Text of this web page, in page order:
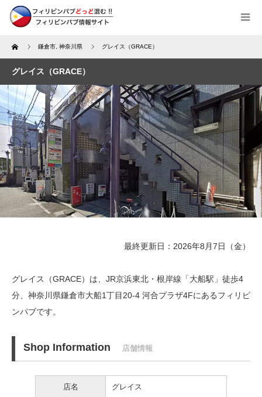
Home 鎌倉市 神奈川県 グレイス（GRACE）
グレイス（GRACE）
最終更新日：2026年8月7日（金）
グレイス（GRACE）は、JR京浜東北・根岸線「大船駅」徒歩4
分、 神奈川県鎌倉市大船1丁目20-4 河合プラザ4Fにあるフィリピ
ンパブです。
Shop Information 店舗情報
店名 グレイス